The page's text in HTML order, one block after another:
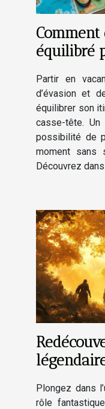
équilibré
Partir en
d’évasion et
équilibrer son
casse-tête.
possibilité de
moment sans
Découvrez
?
Plongez dans
rôle